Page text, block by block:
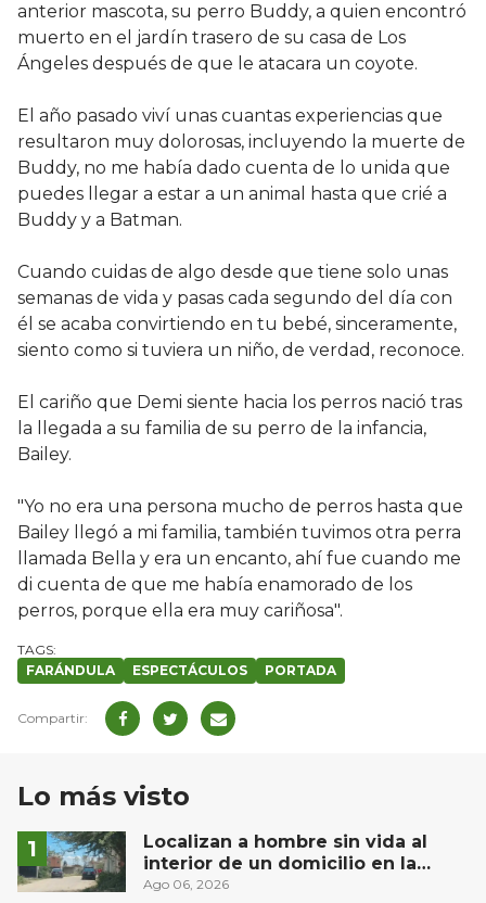
anterior mascota, su perro Buddy, a quien encontró
muerto en el jardín trasero de su casa de Los
Ángeles después de que le atacara un coyote.
El año pasado viví unas cuantas experiencias que
resultaron muy dolorosas, incluyendo la muerte de
Buddy, no me había dado cuenta de lo unida que
puedes llegar a estar a un animal hasta que crié a
Buddy y a Batman.
Cuando cuidas de algo desde que tiene solo unas
semanas de vida y pasas cada segundo del día con
él se acaba convirtiendo en tu bebé, sinceramente,
siento como si tuviera un niño, de verdad, reconoce.
El cariño que Demi siente hacia los perros nació tras
la llegada a su familia de su perro de la infancia,
Bailey.
"Yo no era una persona mucho de perros hasta que
Bailey llegó a mi familia, también tuvimos otra perra
llamada Bella y era un encanto, ahí fue cuando me
di cuenta de que me había enamorado de los
perros, porque ella era muy cariñosa".
FARÁNDULA ESPECTÁCULOS PORTADA
Lo más visto
Localizan a hombre sin vida al
interior de un domicilio en la
comunidad El Rodeo, San Juan del
Ago 06, 2026